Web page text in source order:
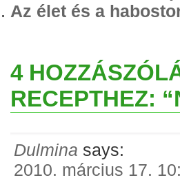
Az élet és a
4
RECEPTHEZ:
Dulmina says:
2010. március 17.